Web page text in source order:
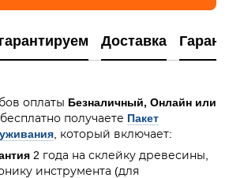
Доставка
оплаты Безналичный, Онлайн или
получаете Пакет
, который включает:
2 года на склейку древесины,
инструмента (для